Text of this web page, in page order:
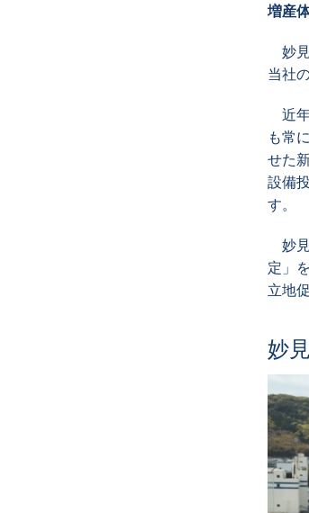
増産
妙見
当社
近年
も常
せた
設備
す。
妙見
定」
立地
妙